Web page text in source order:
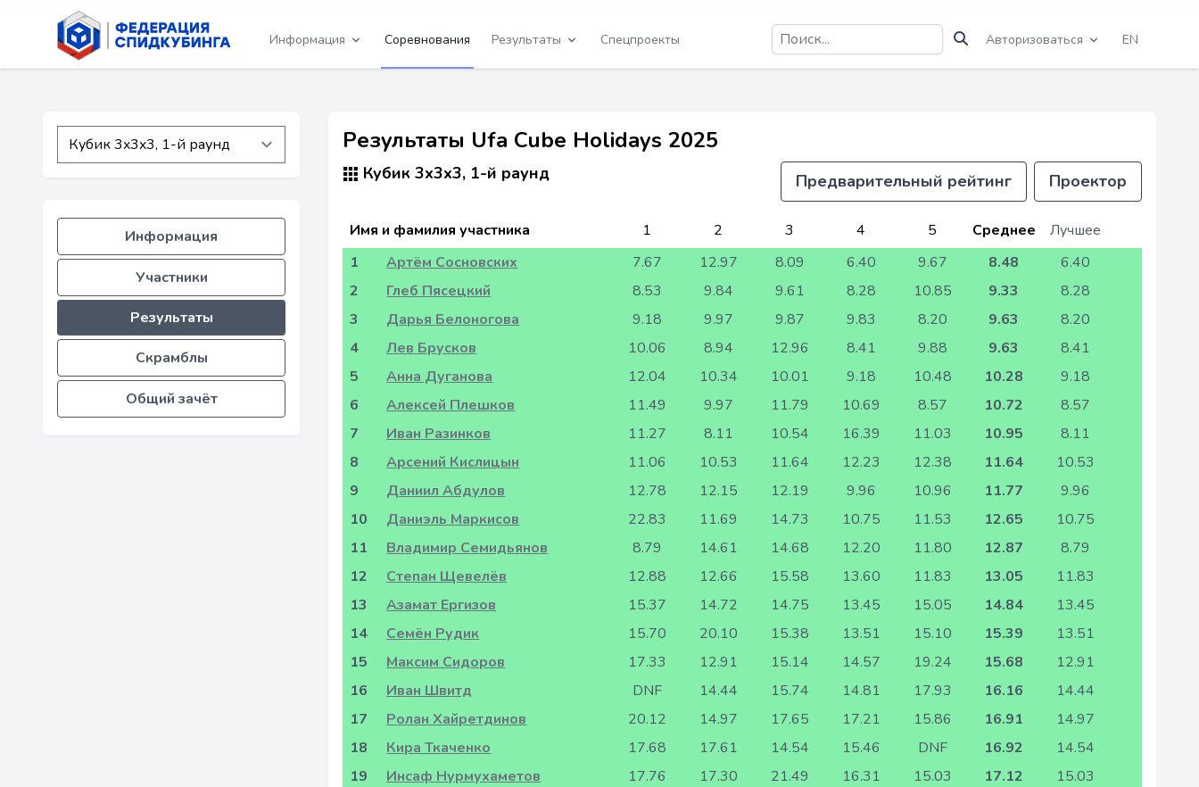
Информация Соревнования Результаты Спецпроекты Авторизоваться EN
Информация
Участники
Результаты
Скрамблы
Общий зачёт
Результаты Ufa Cube Holidays 2025
Кубик 3x3x3, 1-й раунд Предварительный рейтинг Проектор
Имя и фамилия участника 1 2 3 4 5 Среднее
Лучшее
1
Артём Сосновских 7.67 12.97 8.09 6.40 9.67 8.48
6.40
2
Глеб Пясецкий 8.53 9.84 9.61 8.28 10.85 9.33
8.28
3
Дарья Белоногова 9.18 9.97 9.87 9.83 8.20 9.63
8.20
4
Лев Брусков 10.06 8.94 12.96 8.41 9.88 9.63
8.41
5
Анна Дуганова 12.04 10.34 10.01 9.18 10.48 10.28
9.18
6
Алексей Плешков 11.49 9.97 11.79 10.69 8.57 10.72
8.57
7
Иван Разинков 11.27 8.11 10.54 16.39 11.03 10.95
8.11
8
Арсений Кислицын 11.06 10.53 11.64 12.23 12.38 11.64
10.53
9
Даниил Абдулов 12.78 12.15 12.19 9.96 10.96 11.77
9.96
10
Даниэль Маркисов 22.83 11.69 14.73 10.75 11.53 12.65
10.75
11
Владимир Семидьянов 8.79 14.61 14.68 12.20 11.80 12.87
8.79
12
Степан Щевелёв 12.88 12.66 15.58 13.60 11.83 13.05
11.83
13
Азамат Ергизов 15.37 14.72 14.75 13.45 15.05 14.84
13.45
14
Семён Рудик 15.70 20.10 15.38 13.51 15.10 15.39
13.51
15
Максим Сидоров 17.33 12.91 15.14 14.57 19.24 15.68
12.91
16
Иван Швитд DNF 14.44 15.74 14.81 17.93 16.16
14.44
17
Ролан Хайретдинов 20.12 14.97 17.65 17.21 15.86 16.91
14.97
18
Кира Ткаченко 17.68 17.61 14.54 15.46 DNF 16.92
14.54
19
Инсаф Нурмухаметов 17.76 17.30 21.49 16.31 15.03 17.12
15.03